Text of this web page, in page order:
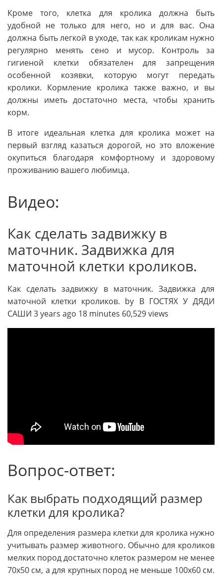
Кроме того, клетка для кролика должна быть
удобной не только для него, но и для вас. Она
должна быть легкой в уходе, так как кроликам нужно
регулярно менять сено и мусор. Контроль за
гигиеной клетки обязателен для запрещения
особенной козявки, которую могут передать
кролики. Кормление кролика также важно, и вы
должны иметь достаточно места, чтобы хранить
корм.
В итоге идеальная клетка для кролика может на
первый взгляд казаться дорогой, но это вложение
окупиться благодаря комфортному и здоровому
проживанию вашего любимца.
Видео:
Как сделать задвижку в
маточник. Задвижка для
маточной клетки кроликов.
Как сделать задвижку в маточник. Задвижка для
маточной клетки кроликов. by В ГОСТЯХ У ДЯДИ
САШИ 3 years ago 18 minutes 60,529 views
Вопрос-ответ:
Как выбрать подходящий размер
клетки для кролика?
Для определения размера клетки для кролика нужно
учитывать размер животного. Обычно для кроликов
мелких пород достаточно клеток размером не менее
70x50 см, а для крупных пород не меньше 100x60 см.